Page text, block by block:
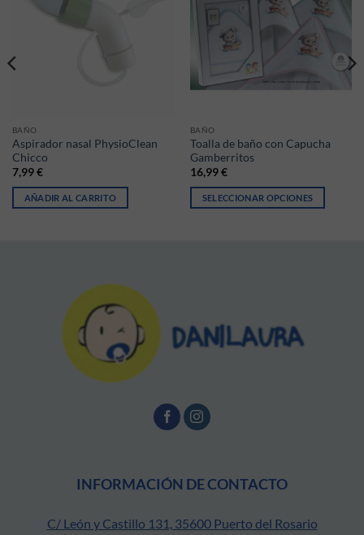
BAÑO
Aspirador nasal PhysioClean
Chicco
7,99€
AÑADIR AL CARRITO
BAÑO
Toalla de baño con Capucha
Gamberritos
16,99€
SELECCIONAR OPCIONES
INFORMACIÓN DE CONTACTO
C/ León y Castillo 131, 35600 Puerto del Rosario